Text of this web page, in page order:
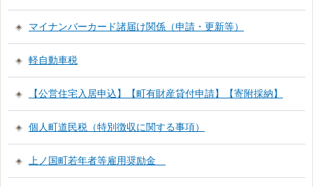
マイナンバーカード諸届け関係（申請・更新等）
軽自動車税
【公営住宅入居申込】【町有財産貸付申請】【寄附採納】
個人町道民税（特別徴収に関する事項）
上ノ国町若年者等雇用奨励金